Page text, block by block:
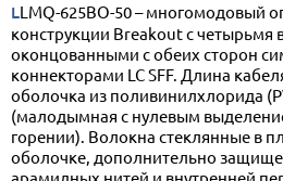
LLMQ-625BO-50 – многомодовый оптоволоконный кабель
конструкции Breakout с
оконцованными с обеих сторон
коннекторами LC SFF. Длина
оболочка из поливинилхлорида
(малодымная с нулевым
горении). Волокна стеклянные в
оболочке, дополнительно